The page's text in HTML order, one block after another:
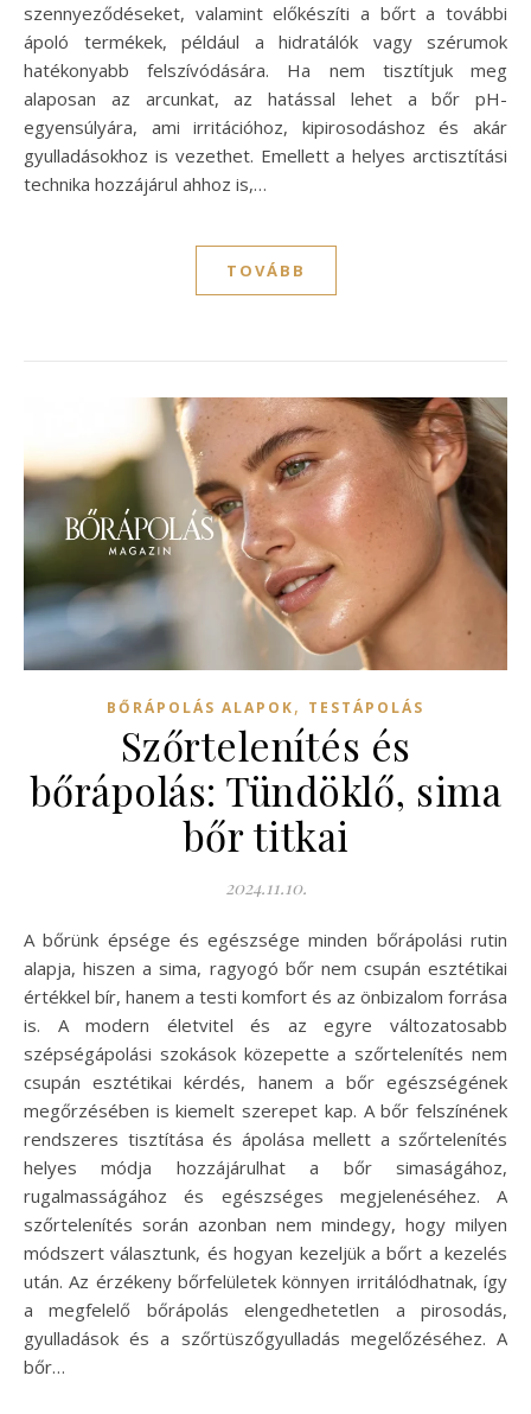
szennyeződéseket, valamint előkészíti a bőrt a további
ápoló termékek, például a hidratálók vagy szérumok
hatékonyabb felszívódására. Ha nem tisztítjuk meg
alaposan az arcunkat, az hatással lehet a bőr pH-
egyensúlyára, ami irritációhoz, kipirosodáshoz és akár
gyulladásokhoz is vezethet. Emellett a helyes arctisztítási
technika hozzájárul ahhoz is,…
TOVÁBB
BŐRÁPOLÁS ALAPOK, TESTÁPOLÁS
Szőrtelenítés és
bőrápolás: Tündöklő, sima
bőr titkai
2024.11.10.
A bőrünk épsége és egészsége minden bőrápolási rutin
alapja, hiszen a sima, ragyogó bőr nem csupán esztétikai
értékkel bír, hanem a testi komfort és az önbizalom forrása
is. A modern életvitel és az egyre változatosabb
szépségápolási szokások közepette a szőrtelenítés nem
csupán esztétikai kérdés, hanem a bőr egészségének
megőrzésében is kiemelt szerepet kap. A bőr felszínének
rendszeres tisztítása és ápolása mellett a szőrtelenítés
helyes módja hozzájárulhat a bőr simaságához,
rugalmasságához és egészséges megjelenéséhez. A
szőrtelenítés során azonban nem mindegy, hogy milyen
módszert választunk, és hogyan kezeljük a bőrt a kezelés
után. Az érzékeny bőrfelületek könnyen irritálódhatnak, így
a megfelelő bőrápolás elengedhetetlen a pirosodás,
gyulladások és a szőrtüszőgyulladás megelőzéséhez. A
bőr…